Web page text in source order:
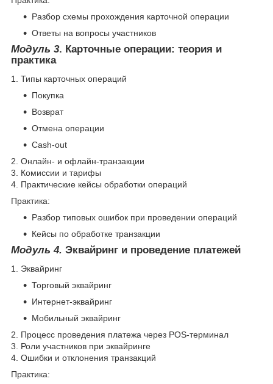
Разбор схемы прохождения карточной операции
Ответы на вопросы участников
Модуль 3. Карточные операции: теория и
практика
1. Типы карточных операций
Покупка
Возврат
Отмена операции
Cash-out
2. Онлайн- и офлайн-транзакции
3. Комиссии и тарифы
4. Практические кейсы обработки операций
Практика:
Разбор типовых ошибок при проведении операций
Кейсы по обработке транзакции
Модуль 4. Эквайринг и проведение платежей
1. Эквайринг
Торговый эквайринг
Интернет-эквайринг
Мобильный эквайринг
2. Процесс проведения платежа через POS-терминал
3. Роли участников при эквайринге
4. Ошибки и отклонения транзакций
Практика: